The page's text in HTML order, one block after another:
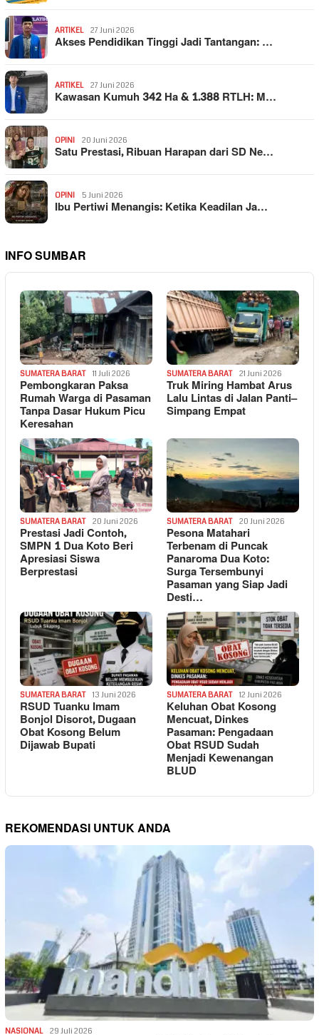
ARTIKEL 27 Juni 2026
Akses Pendidikan Tinggi Jadi Tantangan: …
ARTIKEL 27 Juni 2026
Kawasan Kumuh 342 Ha & 1.388 RTLH: M…
OPINI 20 Juni 2026
Satu Prestasi, Ribuan Harapan dari SD Ne…
OPINI 5 Juni 2026
Ibu Pertiwi Menangis: Ketika Keadilan Ja…
INFO SUMBAR
SUMATERA BARAT 11 Juli 2026
Pembongkaran Paksa
Rumah Warga di Pasaman
Tanpa Dasar Hukum Picu
Keresahan
SUMATERA BARAT 21 Juni 2026
Truk Miring Hambat Arus
Lalu Lintas di Jalan Panti–
Simpang Empat
SUMATERA BARAT 20 Juni 2026
Prestasi Jadi Contoh,
SMPN 1 Dua Koto Beri
Apresiasi Siswa
Berprestasi
SUMATERA BARAT 20 Juni 2026
Pesona Matahari
Terbenam di Puncak
Panaroma Dua Koto:
Surga Tersembunyi
Pasaman yang Siap Jadi
Desti…
SUMATERA BARAT 13 Juni 2026
RSUD Tuanku Imam
Bonjol Disorot, Dugaan
Obat Kosong Belum
Dijawab Bupati
SUMATERA BARAT 12 Juni 2026
Keluhan Obat Kosong
Mencuat, Dinkes
Pasaman: Pengadaan
Obat RSUD Sudah
Menjadi Kewenangan
BLUD
REKOMENDASI UNTUK ANDA
NASIONAL 29 Juli 2026